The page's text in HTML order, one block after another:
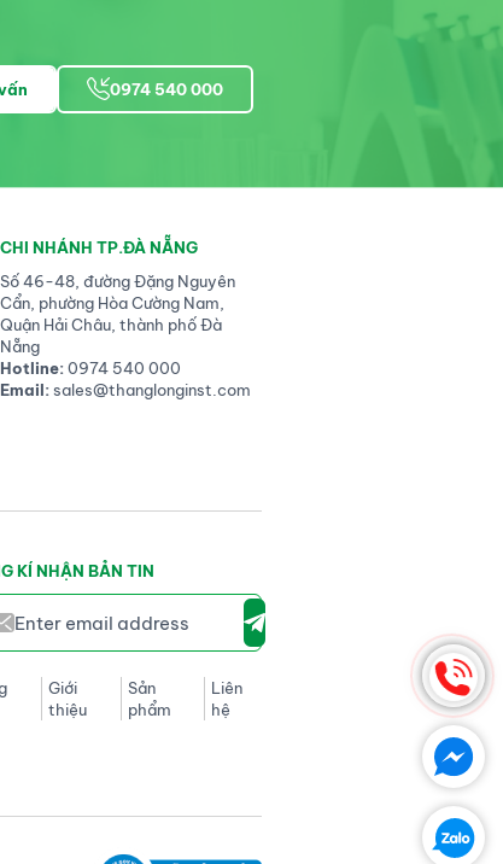
0974 540 000
CHI NHÁNH TP.ĐÀ NẴNG
Số 46-48, đường Đặng Nguyên
Cẩn, phường Hòa Cường Nam,
Quận Hải Châu, thành phố Đà
Nẵng
Hotline:0974 540 000
Email:sales@thanglonginst.com
KÍ NHẬN BẢN TIN
Giới
thiệu
Sản
phẩm
Liên
hệ